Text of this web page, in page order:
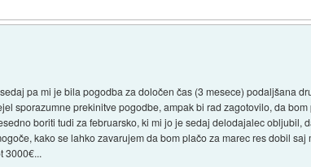
pa mi je bila pogodba za določen čas (3 mesece) podaljšana
sporazumne prekinitve pogodbe, ampak bi rad zagotovilo, da
boriti tudi za februarsko, ki mi jo je sedaj delodajalec obljubil,
kako se lahko zavarujem da bom plačo za marec res dobil
3000€...